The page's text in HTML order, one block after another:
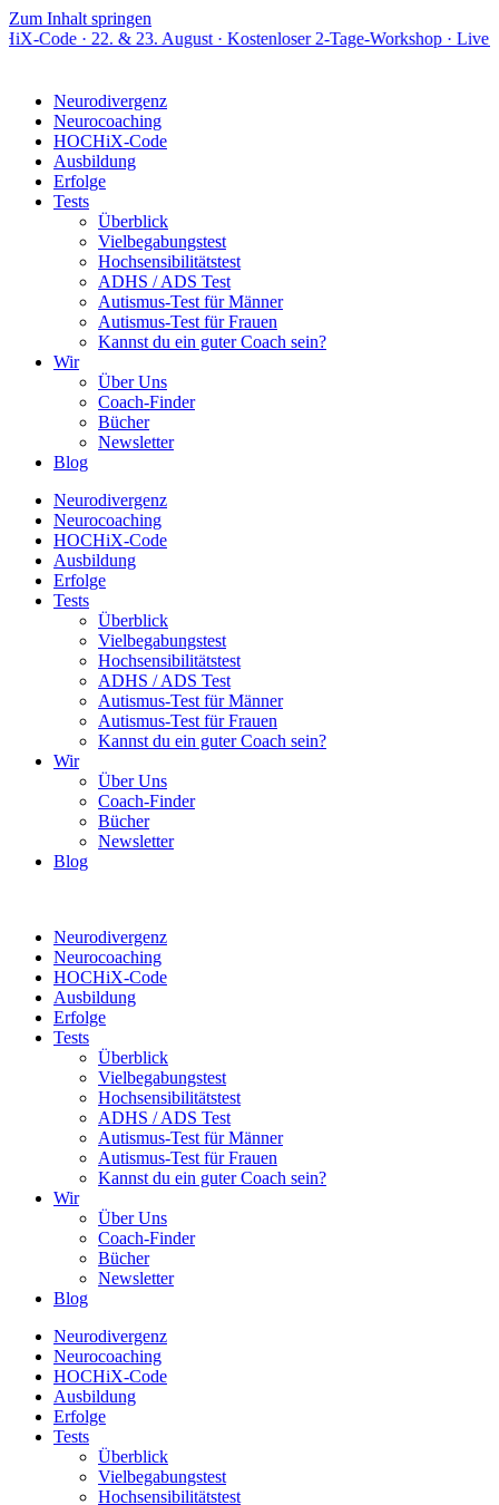
Zum Inhalt springen
& 23. August · Kostenloser 2-Tage-Workshop · Live online
Neurodivergenz
Neurocoaching
HOCHiX-Code
Ausbildung
Erfolge
Tests
Überblick
Vielbegabungstest
Hochsensibilitätstest
ADHS / ADS Test
Autismus-Test für Männer
Autismus-Test für Frauen
Kannst du ein guter Coach sein?
Wir
Über Uns
Coach-Finder
Bücher
Newsletter
Blog
Neurodivergenz
Neurocoaching
HOCHiX-Code
Ausbildung
Erfolge
Tests
Überblick
Vielbegabungstest
Hochsensibilitätstest
ADHS / ADS Test
Autismus-Test für Männer
Autismus-Test für Frauen
Kannst du ein guter Coach sein?
Wir
Über Uns
Coach-Finder
Bücher
Newsletter
Blog
Neurodivergenz
Neurocoaching
HOCHiX-Code
Ausbildung
Erfolge
Tests
Überblick
Vielbegabungstest
Hochsensibilitätstest
ADHS / ADS Test
Autismus-Test für Männer
Autismus-Test für Frauen
Kannst du ein guter Coach sein?
Wir
Über Uns
Coach-Finder
Bücher
Newsletter
Blog
Neurodivergenz
Neurocoaching
HOCHiX-Code
Ausbildung
Erfolge
Tests
Überblick
Vielbegabungstest
Hochsensibilitätstest